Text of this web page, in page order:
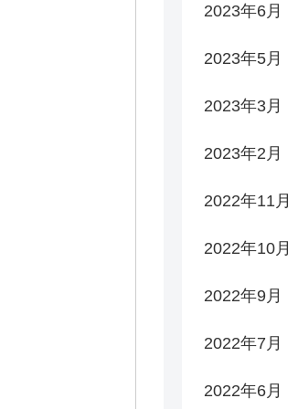
2023年6月
2023年5月
2023年3月
2023年2月
2022年11月
2022年10月
2022年9月
2022年7月
2022年6月